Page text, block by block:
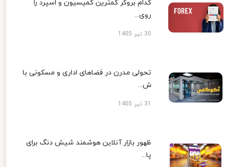
کدام بروکر کمترین کمیسیون و اسپرد را
روی...
30 تیر 1405
تحولی مدرن در فضاهای اداری و مسکونی با
ش...
ظهور بازار آنلاین هوشمند شیش دنگ برای
پا...